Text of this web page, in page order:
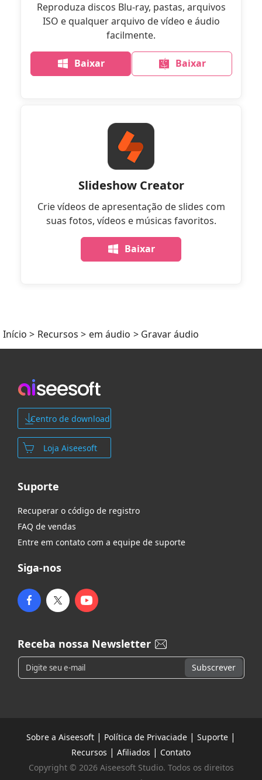
Reproduza discos Blu-ray, pastas, arquivos
ISO e qualquer arquivo de vídeo e áudio
facilmente.
Baixar Baixar
Slideshow Creator
Crie vídeos de apresentação de slides com
suas fotos, vídeos e músicas favoritos.
Baixar
Início > Recursos > em áudio > Gravar áudio
Centro de download
Loja Aiseesoft
Suporte
Recuperar o código de registro
FAQ de vendas
Entre em contato com a equipe de suporte
Siga-nos
Receba nossa Newsletter
Sobre a Aiseesoft | Política de Privaciade | Suporte |
Recursos | Afiliados | Contato
Copyright © 2026 Aiseesoft Studio. Todos os direitos